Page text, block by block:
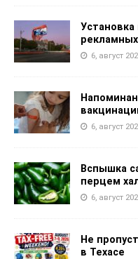
6, август
6, август
Вспышка
перцем
6, август
Не
в Техасе